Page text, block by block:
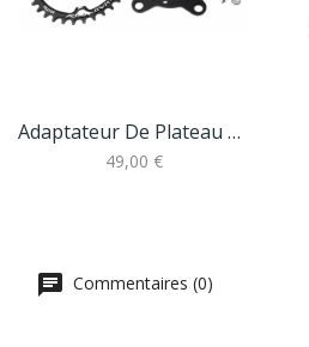
Adaptateur De Plateau Pour Moteur Bafang Et Son...
49,00 €
Commentaires (0)